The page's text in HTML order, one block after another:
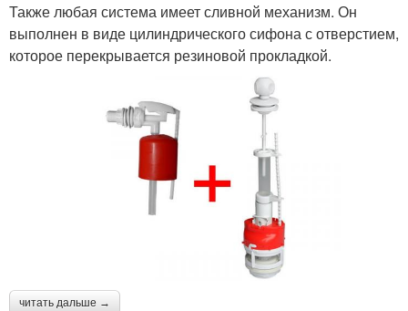
Также любая система имеет сливной механизм. Он
выполнен в виде цилиндрического сифона с отверстием,
которое перекрывается резиновой прокладкой.
читать дальше →